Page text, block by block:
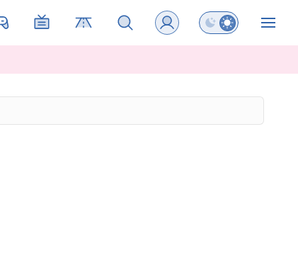
Preklopi barvni